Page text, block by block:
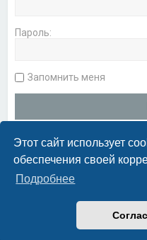
Этот сайт использует
обеспечения своей
Подробнее
Пароль:
Запомнить меня
phpBB